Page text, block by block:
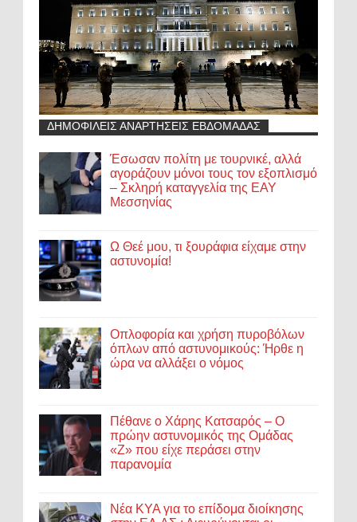
ΔΗΜΟΦΙΛΕΙΣ ΑΝΑΡΤΗΣΕΙΣ ΕΒΔΟΜΑΔΑΣ
Έσωσαν πολίτη με τουρνικέ, αλλά
αγοράζουν μόνοι τους τον εξοπλισμό
– Σκληρή καταγγελία της ΕΑΥ
Μεσσηνίας
Ω Θεέ μου, τι ξουράφια είχαμε στην
αστυνομία!
Οπλοφορία και χρήση πυροβόλων
όπλων από αστυνομικούς: Ήρθε η
ώρα να αλλάξει ο νόμος
Πέθανε ο Χάρης Κατσαρός – Ο
πρώην αστυνομικός της Ομάδας
«Ζ» που είχε περάσει στην
παρανομία
Νέα ΚΥΑ για το επίδομα διοίκησης